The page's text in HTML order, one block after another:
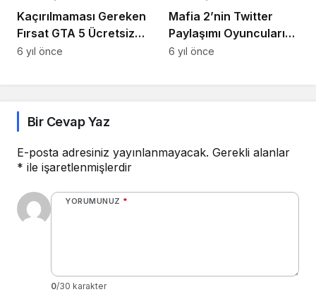
Kaçırılmaması Gereken
Fırsat GTA 5 Ücretsiz
Oldu
6 yıl önce
Mafia 2’nin Twitter
Paylaşımı Oyuncuları
Heyecanlandırdı
6 yıl önce
Bir Cevap Yaz
E-posta adresiniz yayınlanmayacak. Gerekli alanlar
* ile işaretlenmişlerdir
YORUMUNUZ *
0/30 karakter